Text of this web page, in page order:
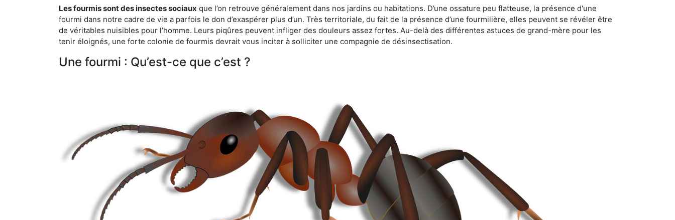
Les fourmis sont des insectes sociaux que l’on retrouve généralement dans nos jardins ou habitations. D’une ossature peu flatteuse, la présence d'une
fourmi dans notre cadre de vie a parfois le don d’exaspérer plus d’un. Très territoriale, du fait de la présence d’une fourmilière, elles peuvent se révéler être
de véritables nuisibles pour l’homme. Leurs piqûres peuvent infliger des douleurs assez fortes. Au-delà des différentes astuces de grand-mère pour les
tenir éloignés, une forte colonie de fourmis devrait vous inciter à solliciter une compagnie de désinsectisation.
Une fourmi : Qu’est-ce que c’est ?